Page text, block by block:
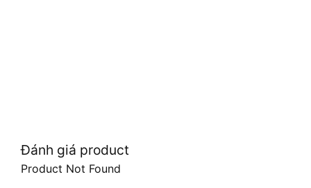
Đánh giá product
Product Not Found